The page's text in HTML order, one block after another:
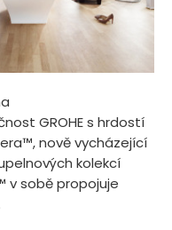
GROHE s hrdostí
nově vycházející
kolekcí
v sobě propojuje